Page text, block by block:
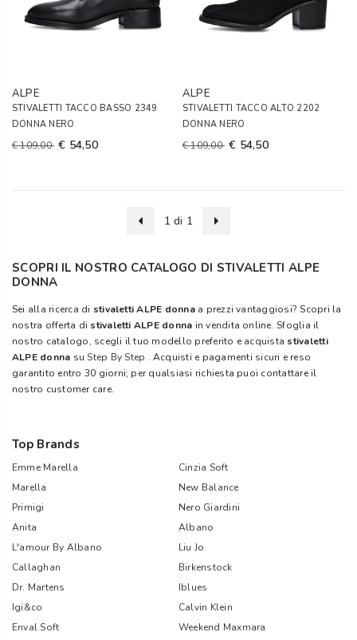
ALPE
STIVALETTI TACCO BASSO 2349
DONNA NERO
€ 109,00 € 54,50
ALPE
STIVALETTI TACCO ALTO 2202
DONNA NERO
€ 109,00 € 54,50
1 di 1
SCOPRI IL NOSTRO CATALOGO DI STIVALETTI ALPE
DONNA
Sei alla ricerca di stivaletti ALPE donna a prezzi vantaggiosi? Scopri la
nostra offerta di stivaletti ALPE donna in vendita online. Sfoglia il
nostro catalogo, scegli il tuo modello preferito e acquista stivaletti
ALPE donna suStep By Step . Acquisti e pagamenti sicuri e reso
garantito entro 30 giorni; per qualsiasi richiesta puoi contattare il
nostro customer care.
Top Brands
Emme Marella
Cinzia Soft
Marella
New Balance
Primigi
Nero Giardini
Anita
Albano
L'amour By Albano
Liu Jo
Callaghan
Birkenstock
Dr. Martens
Iblues
Igi&co
Calvin Klein
Enval Soft
Weekend Maxmara